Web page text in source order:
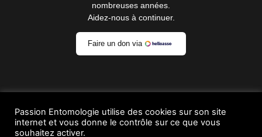
nombreuses années.
Aidez-nous à continuer.
Faire un don via
© 2026 Passion-Entomologie - Thème
Passion Entomologie utilise des cookies sur son site
internet et vous donne le contrôle sur ce que vous
souhaitez activer.